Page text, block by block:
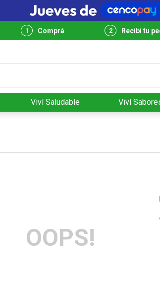
Comprá Recibí tu
Viví Saludable Viví
OOPS!